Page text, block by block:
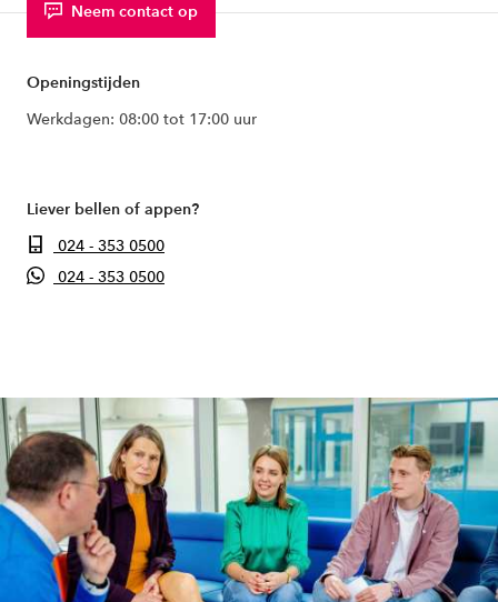
Neem contact op
Openingstijden
Werkdagen: 08:00 tot 17:00 uur
Liever bellen of appen?
024 - 353 0500
024 - 353 0500